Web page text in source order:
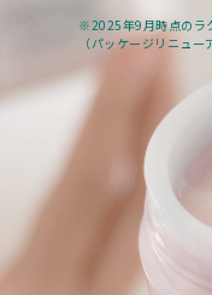
※2025年9月時点のラ
（パッケージリニュー